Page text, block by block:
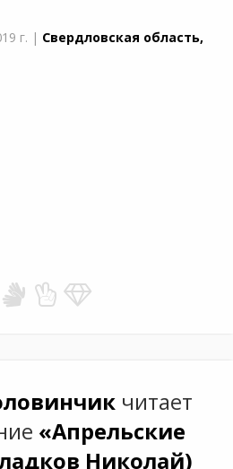
г. | Свердловская область,
читает
«Апрельские
Николай)